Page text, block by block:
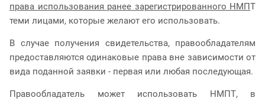
права использования ранее зарегистрированного НМПТ
теми лицами, которые желают его использовать.
В случае получения свидетельства, правообладателям
предоставляются одинаковые права вне зависимости от
вида поданной заявки - первая или любая последующая.
Правообладатель может использовать НМПТ, в